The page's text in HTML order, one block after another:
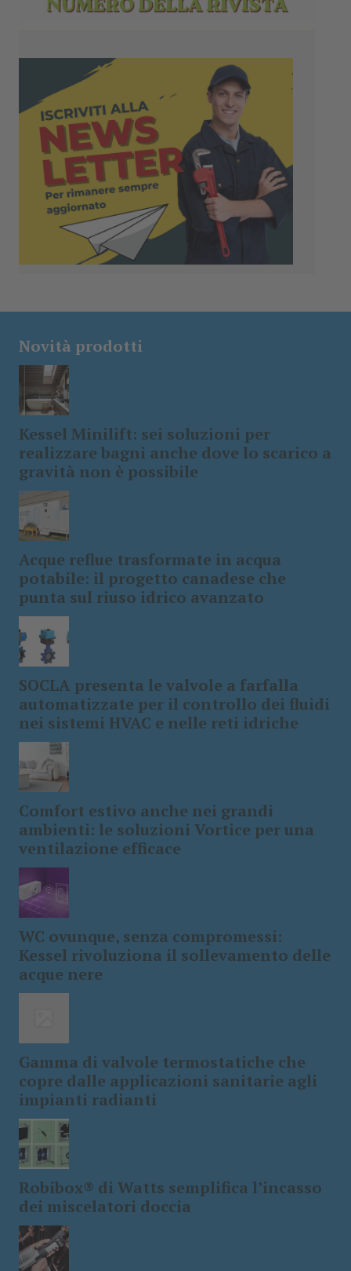
Novità prodotti
Kessel Minilift: sei soluzioni per
realizzare bagni anche dove lo scarico a
gravità non è possibile
Acque reflue trasformate in acqua
potabile: il progetto canadese che
punta sul riuso idrico avanzato
SOCLA presenta le valvole a farfalla
automatizzate per il controllo dei fluidi
nei sistemi HVAC e nelle reti idriche
Comfort estivo anche nei grandi
ambienti: le soluzioni Vortice per una
ventilazione efficace
WC ovunque, senza compromessi:
Kessel rivoluziona il sollevamento delle
acque nere
Gamma di valvole termostatiche che
copre dalle applicazioni sanitarie agli
impianti radianti
Robibox® di Watts semplifica l’incasso
dei miscelatori doccia